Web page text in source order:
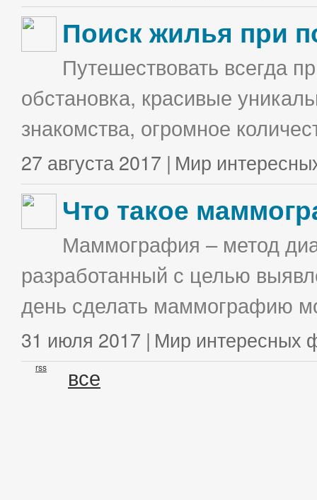
Поиск жилья при
Путешествовать всегда
обстановка, красивые
знакомства, огромное
27 августа 2017 | Мир
Что такое
Маммография – метод
разработанный с целью
день сделать маммографию
31 июля 2017 | Мир интересных
rss все